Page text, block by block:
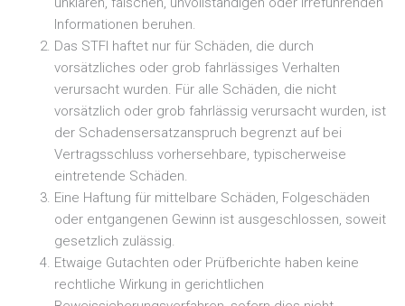
Informationen beruhen.
Das STFI haftet nur für Schäden, die durch
vorsätzliches oder grob fahrlässiges Verhalten
verursacht wurden. Für alle Schäden, die nicht
vorsätzlich oder grob fahrlässig verursacht wurden, ist
der Schadensersatzanspruch begrenzt auf bei
Vertragsschluss vorhersehbare, typischerweise
eintretende Schäden.
Eine Haftung für mittelbare Schäden, Folgeschäden
oder entgangenen Gewinn ist ausgeschlossen, soweit
gesetzlich zulässig.
Etwaige Gutachten oder Prüfberichte haben keine
rechtliche Wirkung in gerichtlichen